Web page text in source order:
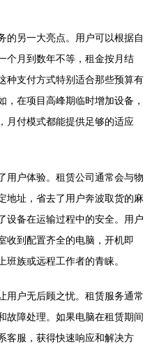
的另一大亮点。用户可以根据自
个月到数年不等，租金按月结
种支付方式特别适合那些预算有
，在项目高峰期临时增加设备，
月付模式都能提供足够的适应
用户体验。租赁公司通常会与物
地址，省去了用户奔波取货的麻
设备在运输过程中的安全。用户
收到配置齐全的电脑，开机即
班族或远程工作者的青睐。
用户无后顾之忧。租赁服务通常
故障处理。如果电脑在租赁期间
客服，获得快速响应和解决方